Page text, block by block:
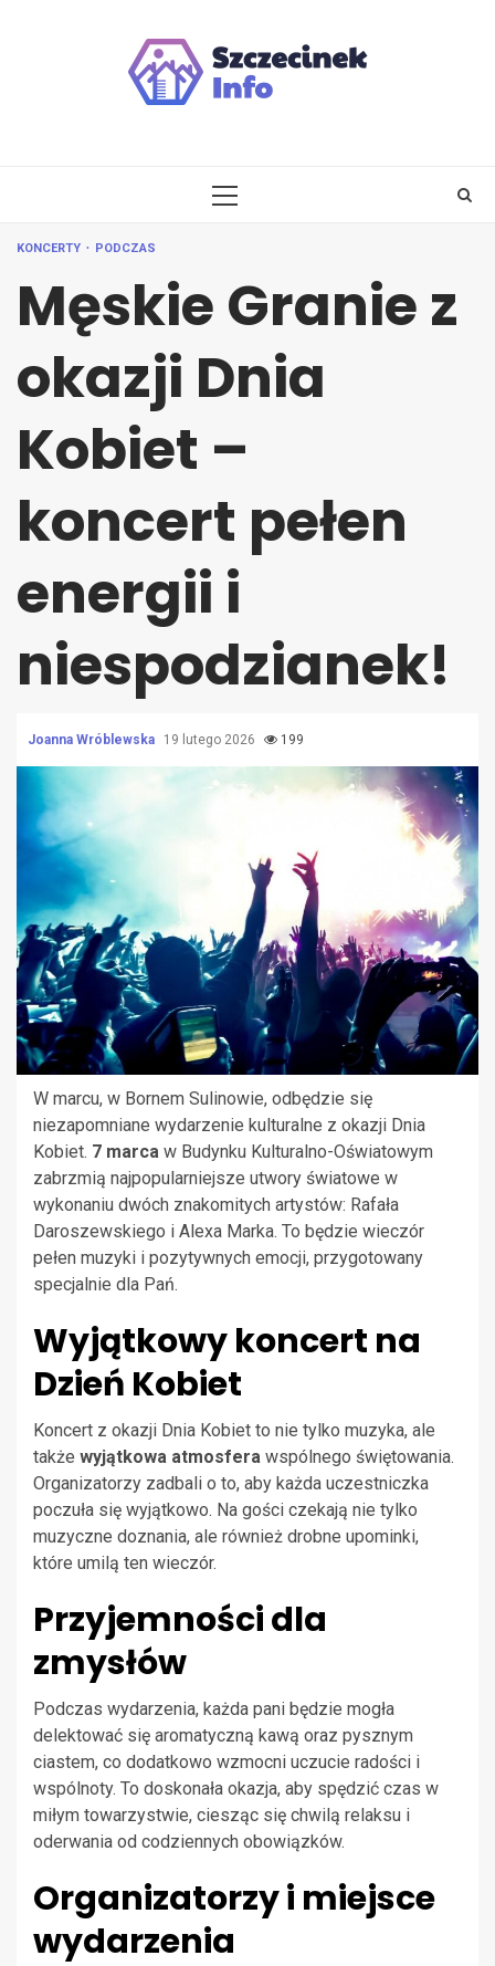
PRIMARY
KONCERTY PODCZAS
Męskie Granie z
okazji Dnia
Kobiet –
koncert pełen
energii i
niespodzianek!
Joanna Wróblewska 19 lutego 2026 199
W marcu, w Bornem Sulinowie, odbędzie się
niezapomniane wydarzenie kulturalne z okazji Dnia
Kobiet. 7 marca w Budynku Kulturalno-Oświatowym
zabrzmią najpopularniejsze utwory światowe w
wykonaniu dwóch znakomitych artystów: Rafała
Daroszewskiego i Alexa Marka. To będzie wieczór
pełen muzyki i pozytywnych emocji, przygotowany
specjalnie dla Pań.
Wyjątkowy koncert na
Dzień Kobiet
Koncert z okazji Dnia Kobiet to nie tylko muzyka, ale
także wyjątkowa atmosfera wspólnego świętowania.
Organizatorzy zadbali o to, aby każda uczestniczka
poczuła się wyjątkowo. Na gości czekają nie tylko
muzyczne doznania, ale również drobne upominki,
które umilą ten wieczór.
Przyjemności dla
zmysłów
Podczas wydarzenia, każda pani będzie mogła
delektować się aromatyczną kawą oraz pysznym
ciastem, co dodatkowo wzmocni uczucie radości i
wspólnoty. To doskonała okazja, aby spędzić czas w
miłym towarzystwie, ciesząc się chwilą relaksu i
oderwania od codziennych obowiązków.
Organizatorzy i miejsce
wydarzenia